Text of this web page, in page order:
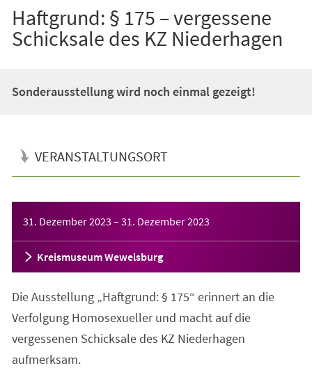
Haftgrund: § 175 – vergessene
Schicksale des KZ Niederhagen
Sonderausstellung wird noch einmal gezeigt!
VERANSTALTUNGSORT
31. Dezember 2023 – 31. Dezember 2023
Kreismuseum Wewelsburg
Die Ausstellung „Haftgrund: § 175“ erinnert an die
Verfolgung Homosexueller und macht auf die
vergessenen Schicksale des KZ Niederhagen
aufmerksam.